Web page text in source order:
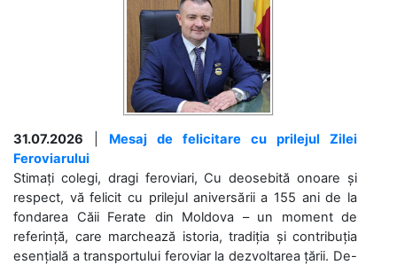
31.07.2026
Mesaj de felicitare cu prilejul Zilei
Feroviarului
Stimați colegi, dragi feroviari, Cu deosebită onoare și
respect, vă felicit cu prilejul aniversării a 155 ani de la
fondarea Căii Ferate din Moldova – un moment de
referință, care marchează istoria, tradiția și contribuția
esențială a transportului feroviar la dezvoltarea țării. De-